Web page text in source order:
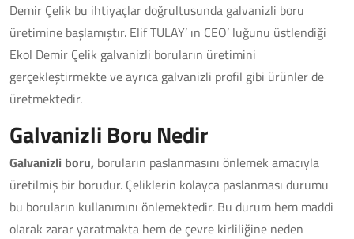
Demir Çelik bu ihtiyaçlar doğrultusunda galvanizli boru
üretimine başlamıştır. Elif TULAY’ ın CEO’ luğunu üstlendiği
Ekol Demir Çelik galvanizli boruların üretimini
gerçekleştirmekte ve ayrıca galvanizli profil gibi ürünler de
üretmektedir.
Galvanizli Boru Nedir
Galvanizli boru, boruların paslanmasını önlemek amacıyla
üretilmiş bir borudur. Çeliklerin kolayca paslanması durumu
bu boruların kullanımını önlemektedir. Bu durum hem maddi
olarak zarar yaratmakta hem de çevre kirliliğine neden